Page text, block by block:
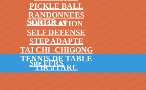
PICKLE BALL
RANDONNEES
RELAXATION
SELF DEFENSE
STEP ADAPTE
TAI CHI -CHIGONG
TENNIS DE TABLE
TIR à l'ARC
SORTIR▴▾
Site FFRS